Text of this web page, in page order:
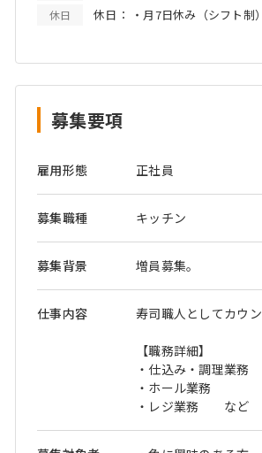
休日 休日： ・月7日休み（シフト制
募集要項
雇用形態 正社員
募集職種 キッチン
募集背景 増員募集。
仕事内容 寿司職人としてカウ
【職務詳細】
・仕込み・調理業務
・ホール業務
・レジ業務 など